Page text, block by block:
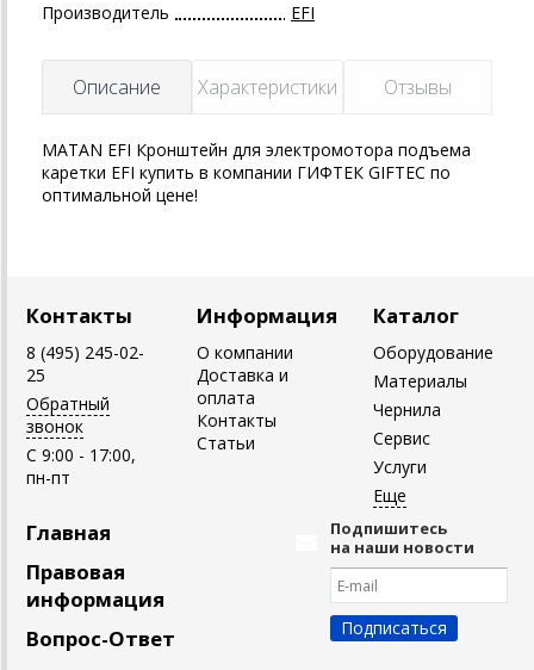
Производитель EFI
Описание Характеристики Отзывы
MATAN EFI Кронштейн для электромотора подъема
каретки EFI купить в компании ГИФТЕК GIFTEC по
оптимальной цене!
Контакты
8 (495) 245-02-
25
Обратный
звонок
C 9:00 - 17:00,
пн-пт
Информация
О компании
Доставка и
оплата
Контакты
Статьи
Каталог
Оборудование
Материалы
Чернила
Сервис
Услуги
Главная
Правовая
информация
Вопрос-Ответ
Подпишитесь
на наши новости